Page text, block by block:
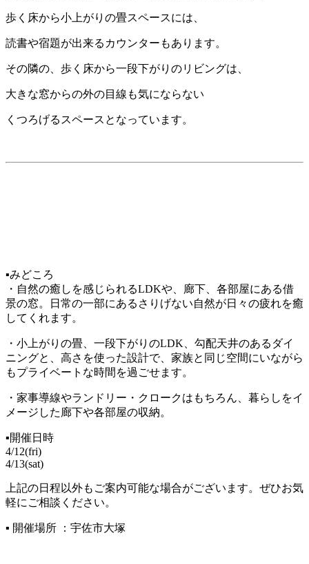
歩く床から小上がりの畳スペースには、
読書や宿題が出来るカウンターもあります。
その隣の、歩く床から一段下がりのリビングは、
大きな窓からの外の目線も気にならない
くつろげるスペースとなっています。
▪みどころ
・自然の癒しを感じられるLDKや、廊下、各部屋にある借
景の窓。日常の一部にあるさりげない自然が日々の疲れを癒
してくれます。
・小上がりの畳、一段下がりのLDK、勾配天井のあるダイ
ニングと、高さを使った設計で、家族と同じ空間にいながら
もプライベートな時間を過ごせます。
・家事導線やランドリー・クロークはもちろん、暮らしをイ
メージした廊下や各部屋の収納。
▪開催日時
4/12(fri)
4/13(sat)
上記の日程以外もご案内可能な場合がございます。ぜひお気
軽にご相談ください。
▪ 開催場所 ：宇佐市大塚